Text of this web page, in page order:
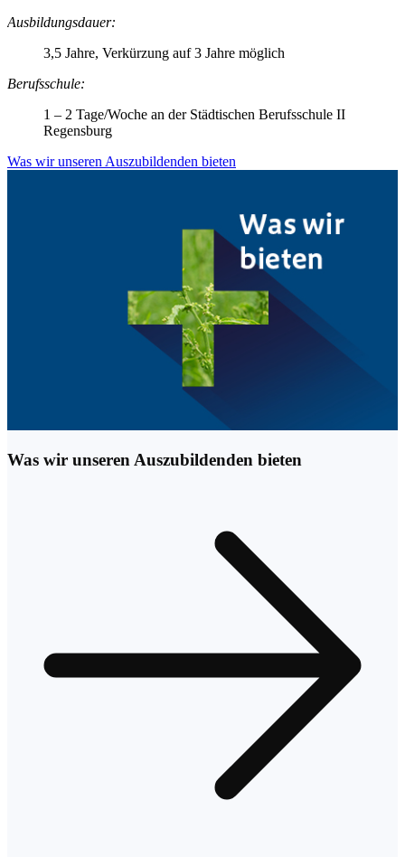
Ausbildungsdauer:
3,5 Jahre, Verkürzung auf 3 Jahre möglich
Berufsschule:
1 – 2 Tage/Woche an der Städtischen Berufsschule II
Regensburg
Was wir unseren Auszubildenden bieten
Was wir unseren Auszubildenden bieten